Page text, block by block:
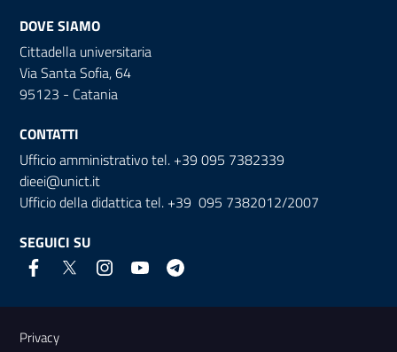
DOVE SIAMO
Cittadella universitaria
Via Santa Sofia, 64
95123 - Catania
CONTATTI
Ufficio amministrativo tel. +39 095 7382339
dieei@unict.it
Ufficio della didattica tel. +39 095 7382012/2007
SEGUICI SU
Link e informazioni utili
Privacy